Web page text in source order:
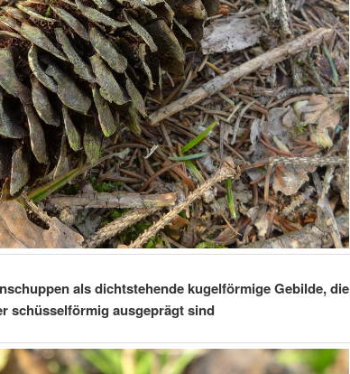
als dichtstehende kugelförmige Gebilde, die
schüsselförmig ausgeprägt sind